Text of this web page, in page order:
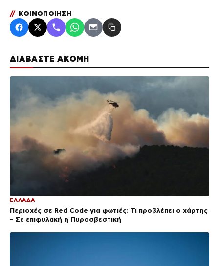
ΔΙΑΒΑΣΤΕ ΑΚΟΜΗ
ΕΛΛΑΔΑ
Περιοχές σε Red Code για φωτιές: Τι προβλέπει ο χάρτης
– Σε επιφυλακή η Πυροσβεστική
// ΚΟΙΝΟΠΟΙΗΣΗ